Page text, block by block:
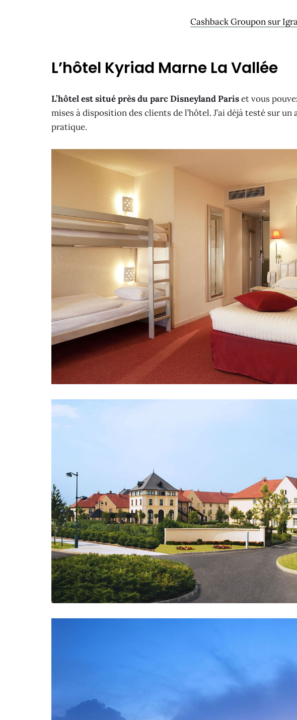
Cashback Groupon sur
L’hôtel Kyriad Marne La Vallée
L’hôtel est situé près du parc Disneyland Pariset vous
mises à disposition des clients de l’hôtel. J’ai déjà testé sur
pratique.